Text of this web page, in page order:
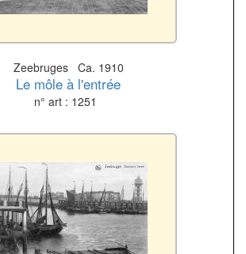
Zeebruges Ca. 1910
Le môle à l'entrée
n° art : 1251